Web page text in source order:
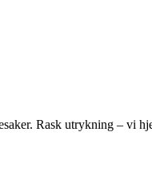
Rask utrykning – vi